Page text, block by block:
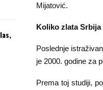
Mijatović.
Koliko zlata
Poslednje
je 2000. godine za
Prema toj studiji,